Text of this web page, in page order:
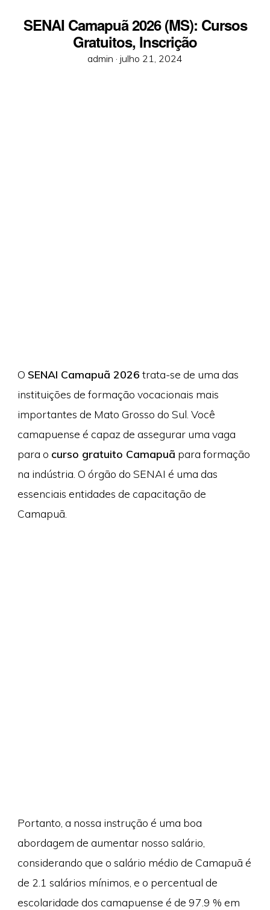
SENAI Camapuã 2026 (MS): Cursos
Gratuitos, Inscrição
admin · Posted
julho 21, 2024
O SENAI Camapuã 2026 trata-se de uma das
instituições de formação vocacionais mais
importantes de Mato Grosso do Sul. Você
camapuense é capaz de assegurar uma vaga
para o curso gratuito Camapuã para formação
na indústria. O órgão do SENAI é uma das
essenciais entidades de capacitação de
Camapuã.
Portanto, a nossa instrução é uma boa
abordagem de aumentar nosso salário,
considerando que o salário médio de Camapuã é
de 2.1 salários mínimos, e o percentual de
escolaridade dos camapuense é de 97.9 % em